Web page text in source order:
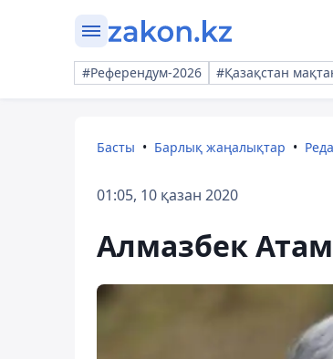
#Референдум-2026 #Қазақстан
Басты Барлық жаңалықтар
01:05, 10 қазан 2020
Алмазбек